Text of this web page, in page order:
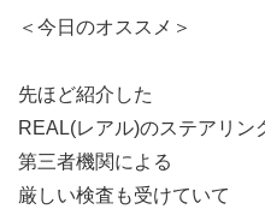
＜今日のオススメ＞
先ほど紹介した
REAL(レアル)のステアリン
第三者機関による
厳しい検査も受けていて